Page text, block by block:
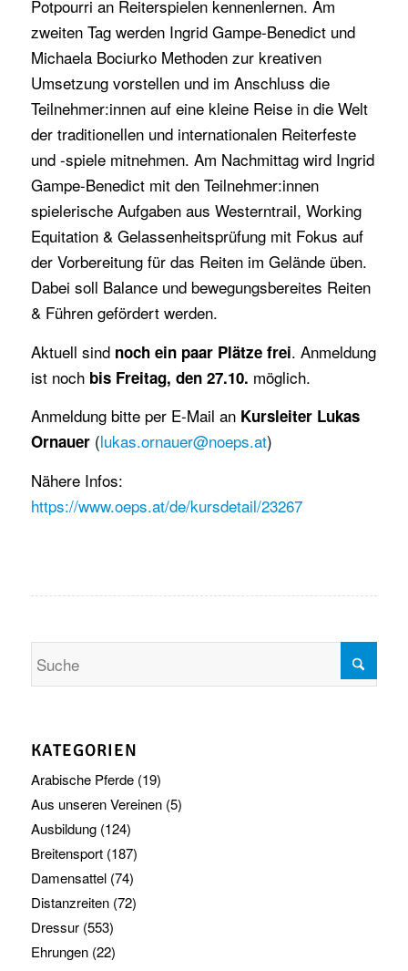
Potpourri an Reiterspielen kennenlernen. Am
zweiten Tag werden Ingrid Gampe-Benedict und
Michaela Bociurko Methoden zur kreativen
Umsetzung vorstellen und im Anschluss die
Teilnehmer:innen auf eine kleine Reise in die Welt
der traditionellen und internationalen Reiterfeste
und -spiele mitnehmen. Am Nachmittag wird Ingrid
Gampe-Benedict mit den Teilnehmer:innen
spielerische Aufgaben aus Westerntrail, Working
Equitation & Gelassenheitsprüfung mit Fokus auf
der Vorbereitung für das Reiten im Gelände üben.
Dabei soll Balance und bewegungsbereites Reiten
& Führen gefördert werden.
Aktuell sind noch ein paar Plätze frei. Anmeldung
ist noch bis Freitag, den 27.10. möglich.
Anmeldung bitte per E-Mail an Kursleiter Lukas
Ornauer(lukas.ornauer@noeps.at)
Nähere Infos:
https://www.oeps.at/de/kursdetail/23267
KATEGORIEN
Arabische Pferde(19)
Aus unseren Vereinen(5)
Ausbildung(124)
Breitensport(187)
Damensattel(74)
Distanzreiten(72)
Dressur(553)
Ehrungen(22)